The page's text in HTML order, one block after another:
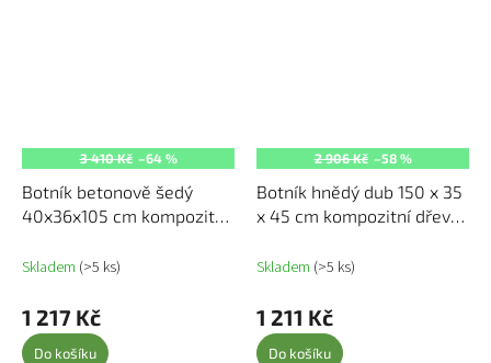
3 410 Kč –64 %
Botník betonově šedý
40x36x105 cm kompozitní
Skladem (>5 ks)
1 217 Kč
Do košíku
2 906 Kč –58 %
Botník hnědý dub 150 x 35
x 45 cm kompozitní dřevo
Skladem (>5 ks)
1 211 Kč
Do košíku